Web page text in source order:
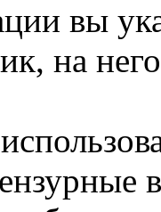
вы
на